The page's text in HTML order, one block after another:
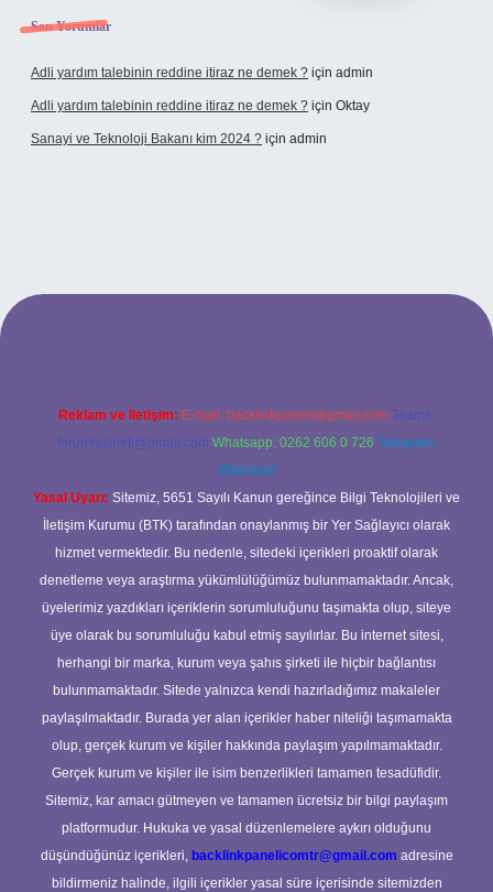
Son Yorumlar
Adli yardım talebinin reddine itiraz ne demek ? için admin
Adli yardım talebinin reddine itiraz ne demek ? için Oktay
Sanayi ve Teknoloji Bakanı kim 2024 ? için admin
giriş
Reklam ve İletişim: E-mail: backlinkpaneli@gmail.com Teams:
forumhizmeti@gmail.com Whatsapp: 0262 606 0 726 Telegram:
@karabul
Yasal Uyarı: Sitemiz, 5651 Sayılı Kanun gereğince Bilgi Teknolojileri ve
İletişim Kurumu (BTK) tarafından onaylanmış bir Yer Sağlayıcı olarak
hizmet vermektedir. Bu nedenle, sitedeki içerikleri proaktif olarak
denetleme veya araştırma yükümlülüğümüz bulunmamaktadır. Ancak,
üyelerimiz yazdıkları içeriklerin sorumluluğunu taşımakta olup, siteye
üye olarak bu sorumluluğu kabul etmiş sayılırlar. Bu internet sitesi,
herhangi bir marka, kurum veya şahıs şirketi ile hiçbir bağlantısı
bulunmamaktadır. Sitede yalnızca kendi hazırladığımız makaleler
paylaşılmaktadır. Burada yer alan içerikler haber niteliği taşımamakta
olup, gerçek kurum ve kişiler hakkında paylaşım yapılmamaktadır.
Gerçek kurum ve kişiler ile isim benzerlikleri tamamen tesadüfidir.
Sitemiz, kar amacı gütmeyen ve tamamen ücretsiz bir bilgi paylaşım
platformudur. Hukuka ve yasal düzenlemelere aykırı olduğunu
düşündüğünüz içerikleri, backlinkpanelicomtr@gmail.com adresine
bildirmeniz halinde, ilgili içerikler yasal süre içerisinde sitemizden